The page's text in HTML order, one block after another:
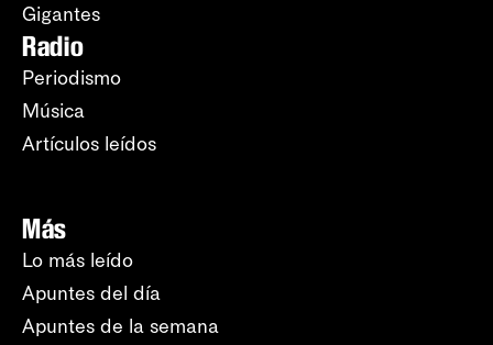
Gigantes
Radio
Periodismo
Música
Artículos leídos
Más
Lo más leído
Apuntes del día
Apuntes de la semana